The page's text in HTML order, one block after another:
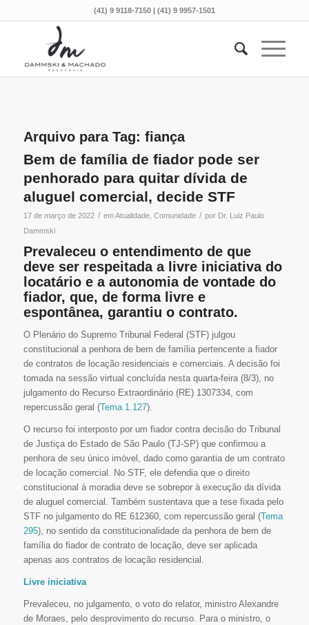
(41) 9 9118-7150 | (41) 9 9957-1501
Arquivo para Tag: fiança
Bem de família de fiador pode ser
penhorado para quitar dívida de
aluguel comercial, decide STF
17 de março de 2022 / emAtualidade, Comunidade / por Dr. Luiz Paulo
Dammski
Prevaleceu o entendimento de que
deve ser respeitada a livre iniciativa do
locatário e a autonomia de vontade do
fiador, que, de forma livre e
espontânea, garantiu o contrato.
O Plenário do Supremo Tribunal Federal (STF) julgou
constitucional a penhora de bem de família pertencente a fiador
de contratos de locação residenciais e comerciais. A decisão foi
tomada na sessão virtual concluída nesta quarta-feira (8/3), no
julgamento do Recurso Extraordinário (RE) 1307334, com
repercussão geral (Tema 1.127).
O recurso foi interposto por um fiador contra decisão do Tribunal
de Justiça do Estado de São Paulo (TJ-SP) que confirmou a
penhora de seu único imóvel, dado como garantia de um contrato
de locação comercial. No STF, ele defendia que o direito
constitucional à moradia deve se sobrepor à execução da dívida
de aluguel comercial. Também sustentava que a tese fixada pelo
STF no julgamento do RE 612360, com repercussão geral (Tema
295), no sentido da constitucionalidade da penhora de bem de
família do fiador de contrato de locação, deve ser aplicada
apenas aos contratos de locação residencial.
Livre iniciativa
Prevaleceu, no julgamento, o voto do relator, ministro Alexandre
de Moraes, pelo desprovimento do recurso. Para o ministro, o